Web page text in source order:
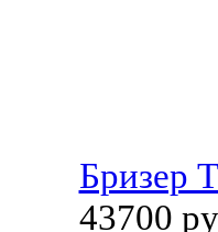
Бризер
43700